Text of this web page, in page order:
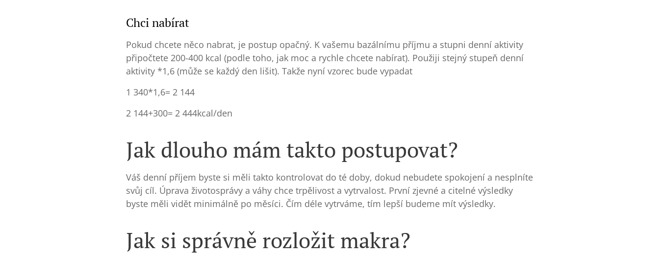
Chci nabírat
Pokud chcete něco nabrat, je postup opačný. K vašemu bazálnímu příjmu a stupni denní aktivity
připočtete 200-400 kcal (podle toho, jak moc a rychle chcete nabírat). Použiji stejný stupeň denní
aktivity *1,6 (může se každý den lišit). Takže nyní vzorec bude vypadat
1 340*1,6= 2 144
2 144+300= 2 444kcal/den
Jak dlouho mám takto postupovat?
Váš denní příjem byste si měli takto kontrolovat do té doby, dokud nebudete spokojení a nesplníte
svůj cíl. Úprava životosprávy a váhy chce trpělivost a vytrvalost. První zjevné a citelné výsledky
byste měli vidět minimálně po měsíci. Čím déle vytrváme, tím lepší budeme mít výsledky.
Jak si správně rozložit makra?